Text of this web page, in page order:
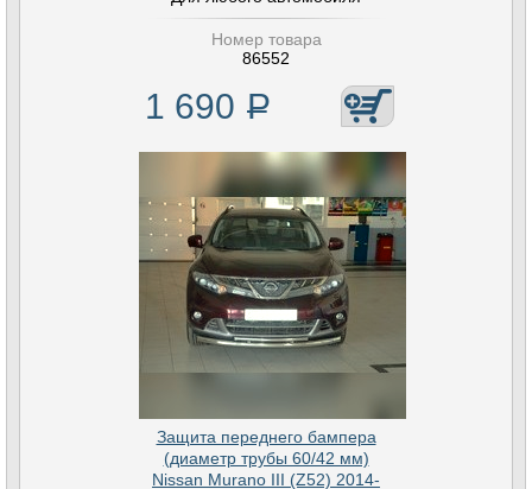
Номер товара
86552
1 690 Р
Защита переднего бампера
(диаметр трубы 60/42 мм)
Nissan Murano III (Z52) 2014-